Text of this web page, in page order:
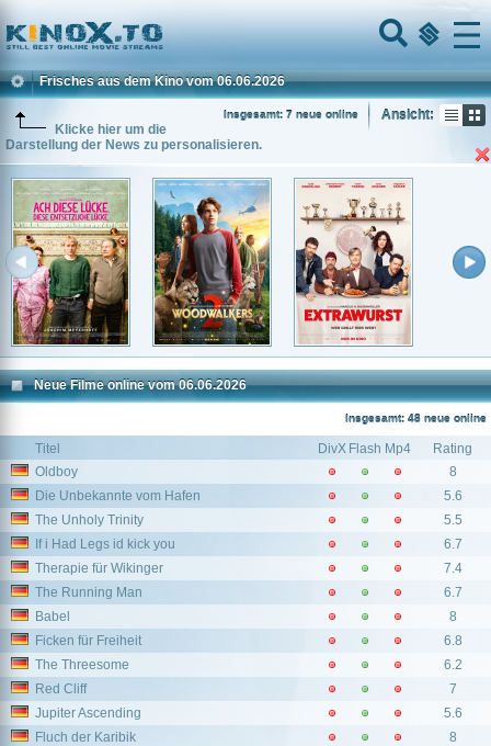
Home
Menu
Frisches aus dem Kino vom 06.06.2026
Ansicht:
Insgesamt: 7 neue online
Klicke hier um die
Darstellung der News zu personalisieren.
Neue Filme online vom 06.06.2026
Insgesamt: 48 neue online
Titel DivX Flash Mp4
Rating
Oldboy
8
Die Unbekannte vom Hafen
5.6
The Unholy Trinity
5.5
If i Had Legs id kick you
6.7
Therapie für Wikinger
7.4
The Running Man
6.7
Babel
8
Ficken für Freiheit
6.8
The Threesome
6.2
Red Cliff
7
Jupiter Ascending
5.6
Fluch der Karibik
8